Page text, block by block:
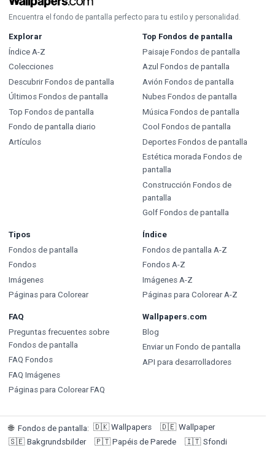
Encuentra el fondo de pantalla perfecto para tu estilo y personalidad.
Explorar
Índice A-Z
Colecciones
Descubrir Fondos de pantalla
Últimos Fondos de pantalla
Top Fondos de pantalla
Fondo de pantalla diario
Artículos
Top Fondos de pantalla
Paisaje Fondos de pantalla
Azul Fondos de pantalla
Avión Fondos de pantalla
Nubes Fondos de pantalla
Música Fondos de pantalla
Cool Fondos de pantalla
Deportes Fondos de pantalla
Estética morada Fondos de
pantalla
Construcción Fondos de
pantalla
Golf Fondos de pantalla
Tipos
Fondos de pantalla
Fondos
Imágenes
Páginas para Colorear
Índice
Fondos de pantalla A-Z
Fondos A-Z
Imágenes A-Z
Páginas para Colorear A-Z
FAQ
Preguntas frecuentes sobre
Fondos de pantalla
FAQ Fondos
FAQ Imágenes
Páginas para Colorear FAQ
Wallpapers.com
Blog
Enviar un Fondo de pantalla
API para desarrolladores
🌐 Fondos de pantalla: 🇩🇰 Wallpapers 🇩🇪 Wallpaper
🇸🇪 Bakgrundsbilder 🇵🇹 Papéis de Parede 🇮🇹 Sfondi